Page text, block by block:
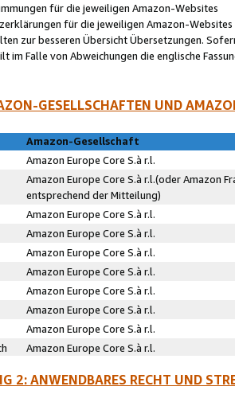
für die jeweiligen Amazon-Websites
für die jeweiligen Amazon-Websites
zur besseren Übersicht Übersetzungen.
im Falle von Abweichungen die englische
GESELLSCHAFTEN UND
Amazon-Gesellschaft
Amazon Europe Core S.à r.l.
Amazon Europe Core S.à r.l.(oder Amazon
entsprechend der Mitteilung)
Amazon Europe Core S.à r.l.
Amazon Europe Core S.à r.l.
Amazon Europe Core S.à r.l.
Amazon Europe Core S.à r.l.
Amazon Europe Core S.à r.l.
Amazon Europe Core S.à r.l.
Amazon Europe Core S.à r.l.
Amazon Europe Core S.à r.l.
2: ANWENDBARES RECHT UND